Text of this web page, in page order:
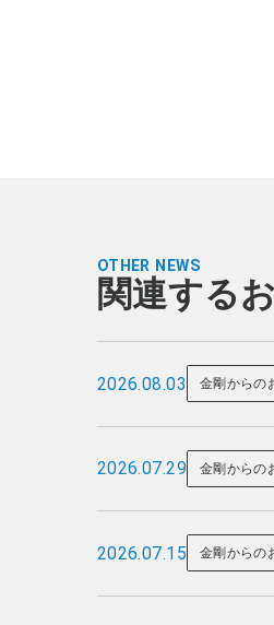
OTHER NEWS
関連する
2026.08.03 金剛からの
2026.07.29 金剛からの
2026.07.15 金剛からの